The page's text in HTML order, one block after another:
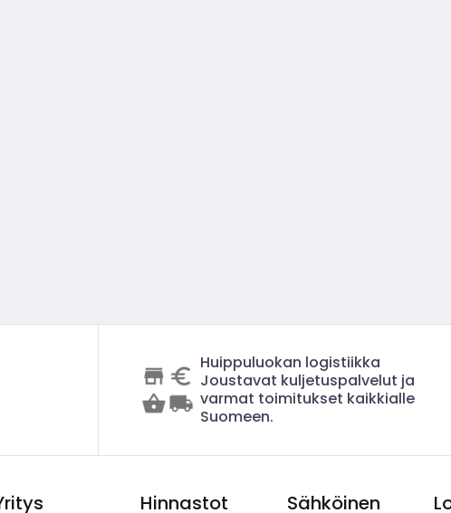
Huippuluokan logistiikka
Joustavat kuljetuspalvelut ja
varmat toimitukset kaikkialle
Suomeen.
Hinnastot
Sähköinen